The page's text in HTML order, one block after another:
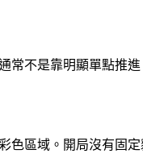
常不是靠明顯單點推進
色區域。開局沒有固